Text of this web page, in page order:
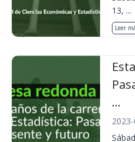
13, ...
Leer
...